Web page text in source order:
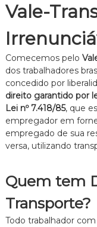
Vale-
Comecemos pelo
dos trabalhadores
concedido por
direito garantido por
Lei nº 7.418/85, que
empregador em
empregado de sua
versa, utilizando
Quem tem
Transporte?
Todo trabalhador